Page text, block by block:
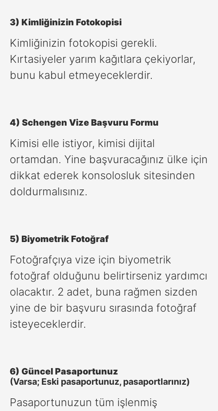
3) Kimliğinizin Fotokopisi
Kimliğinizin fotokopisi gerekli.
Kırtasiyeler yarım kağıtlara çekiyorlar,
bunu kabul etmeyeceklerdir.
4) Schengen Vize Başvuru Formu
Kimisi elle istiyor, kimisi dijital
ortamdan. Yine başvuracağınız ülke için
dikkat ederek konsolosluk sitesinden
doldurmalısınız.
5) Biyometrik Fotoğraf
Fotoğrafçıya vize için biyometrik
fotoğraf olduğunu belirtirseniz yardımcı
olacaktır. 2 adet, buna rağmen sizden
yine de bir başvuru sırasında fotoğraf
isteyeceklerdir.
6) Güncel Pasaportunuz
(Varsa; Eski pasaportunuz, pasaportlarınız)
Pasaportunuzun tüm işlenmiş